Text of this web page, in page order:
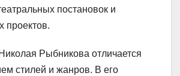
постановок и
проектов.
Рыбникова отличается
стилей и жанров. В его